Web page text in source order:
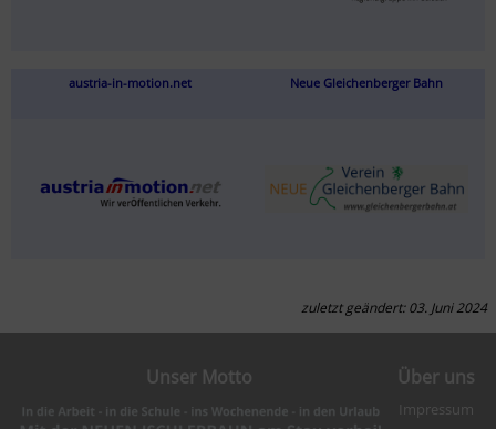
austria-in-motion.net Neue Gleichenberger Bahn
zuletzt geändert: 03. Juni 2024
Unser Motto Über uns
Impressum